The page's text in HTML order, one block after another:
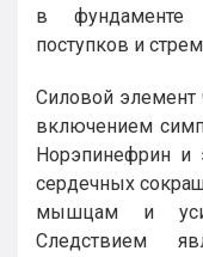
в фундаменте
поступков и
Силовой элемент
включением
Норэпинефрин и
сердечных
мышцам и
Следствием